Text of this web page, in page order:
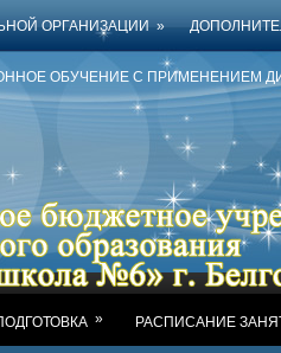
ОРГАНИЗАЦИИ »
ОБУЧЕНИЕ С ПРИМЕНЕНИЕМ
» РАСПИСАНИЕ